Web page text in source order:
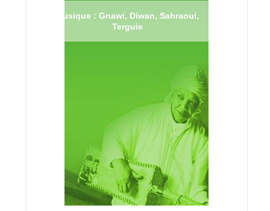
Musique : Gnawi, Diwan, Sahraoui,
Terguie